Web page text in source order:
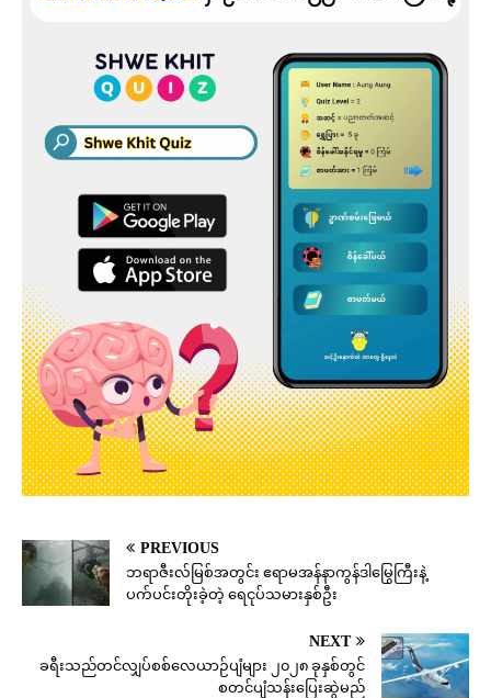
PREVIOUS
ဘရာဇီးလ်မြစ်အတွင်း ဧရာမအန်နာကွန်ဒါမြွေကြီးနဲ့
ပက်ပင်းတိုးခဲ့တဲ့ ရေငုပ်သမားနှစ်ဦး
NEXT
ခရီးသည်တင်လျှပ်စစ်လေယာဉ်ပျံများ ၂၀၂၈ ခုနှစ်တွင်
စတင်ပျံသန်းပြေးဆွဲမည်